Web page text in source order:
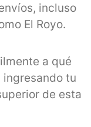
incluso
El Royo.
a qué
ingresando tu
de esta